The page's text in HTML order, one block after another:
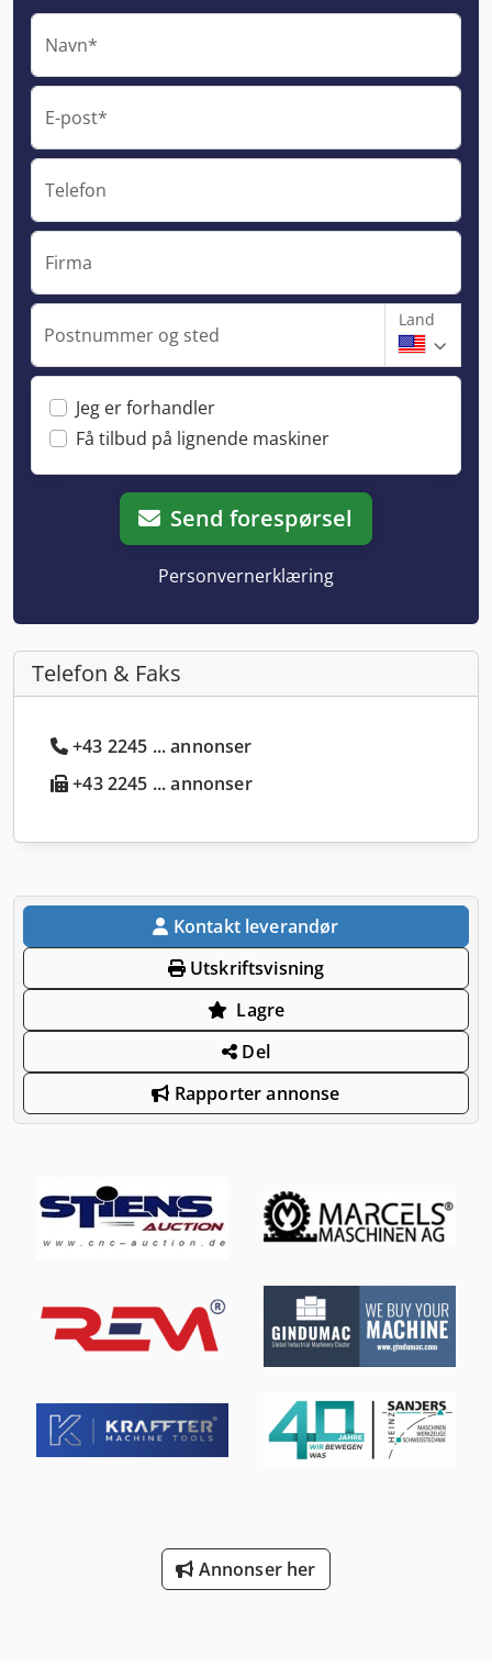
Navn*
E-post*
Telefon
Firma
Postnummer og sted
Land
Jeg er forhandler
Få tilbud på lignende maskiner
Send forespørsel
Personvernerklæring
Telefon & Faks
+43 2245 ... annonser
+43 2245 ... annonser
Kontakt leverandør
Utskriftsvisning
Lagre
Del
Rapporter annonse
Annonser her